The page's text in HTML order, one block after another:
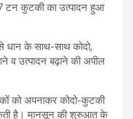
टन कुटकी का उत्पादन हुआ
धान के साथ-साथ कोदो,
व उत्पादन बढ़ाने की अपील
को अपनाकर कोदो-कुटकी
है। मानसून की शुरुआत के